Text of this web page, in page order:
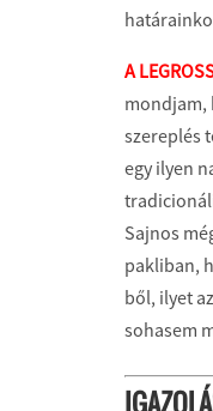
A
mondjam,
szereplés
egy ilyen
Sajnos
pakliban,
ből, ilyet
sohasem